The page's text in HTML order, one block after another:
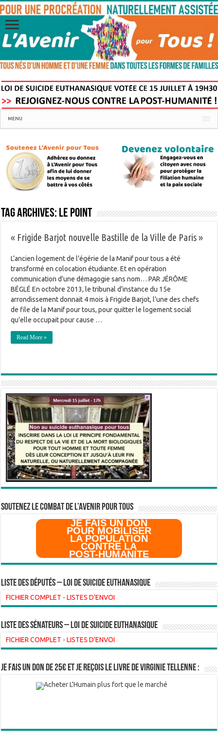
MENU
Tag Archives: Le Point
« Frigide Barjot nouvelle Bastille de la Ville de Paris »
L’ancien logement de l’égérie de la Manif pour tous a été
transformé en colocation étudiante. Et en opération
communication d’une démagogie sans nom… PAR JÉRÔME
BÉGLÉ En octobre 2013, le tribunal d’instance du 15e
arrondissement donnait 4 mois à Frigide Barjot, l’une des chefs
de file de la Manif pour tous, pour quitter le logement social
qu’elle occupait pour cause …
Read More »
SOUTENEZ LE COMBAT DE L’AVenir pour Tous
JE FAIS UN DON
POUR MOBILISER
LA POPULATION
CONTRE LA
POST-HUMANITE
Liste des Députés – Loi de suicide euthanasique
FICHIER COMPLET -LISTES D'ENVOI
liste des sénateurs – loi de suicide euthanasique
FICHIER COMPLET -LISTES D'ENVOI
Je fais un don de 25€ et je reçois le livre de Virginie Tellenne :